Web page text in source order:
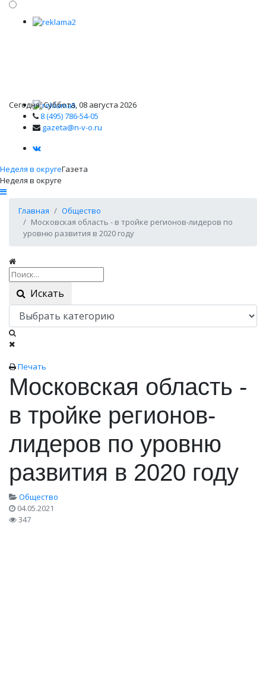
Сегодня: Суббота, 08 августа 2026
8 (495) 786-54-05
gazeta@n-v-o.ru
Неделя в округеГазета
Неделя в округе
Главная
Общество
Московская область - в тройке регионов-лидеров по
уровню развития в 2020 году
Искать
Печать
Московская область -
в тройке регионов-
лидеров по уровню
развития в 2020 году
Общество
04.05.2021
347